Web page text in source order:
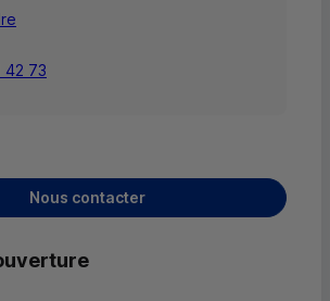
42 73
Nous contacter